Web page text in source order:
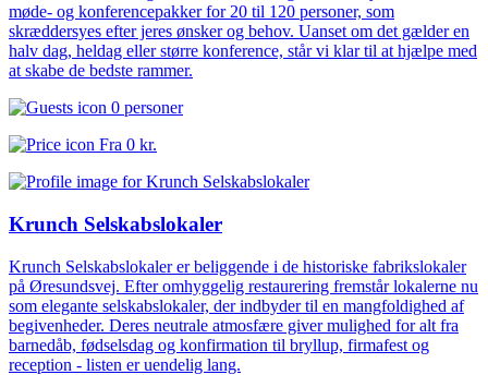
møde- og konferencepakker for 20 til 120 personer, som
skræddersyes efter jeres ønsker og behov. Uanset om det gælder en
halv dag, heldag eller større konference, står vi klar til at hjælpe med
at skabe de bedste rammer.
0 personer
Fra 0 kr.
Krunch Selskabslokaler
Krunch Selskabslokaler er beliggende i de historiske fabrikslokaler
på Øresundsvej. Efter omhyggelig restaurering fremstår lokalerne nu
som elegante selskabslokaler, der indbyder til en mangfoldighed af
begivenheder. Deres neutrale atmosfære giver mulighed for alt fra
barnedåb, fødselsdag og konfirmation til bryllup, firmafest og
reception - listen er uendelig lang.